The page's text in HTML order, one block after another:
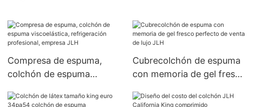
memoria de gel de látex
JLH
Compresa de espuma,
colchón de espuma
profesional, empresa JLH
Cubrecolchón de espuma
con memoria de gel fresco
JLH